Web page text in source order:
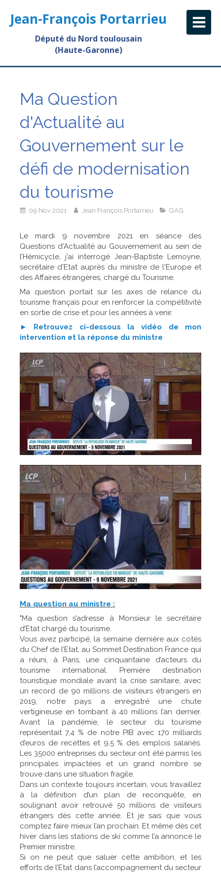
Jean-François Portarrieu
Député du Nord toulousain
(Haute-Garonne)
Ma Question
d'Actualité au
Gouvernement sur le
défi de modernisation
du tourisme
09 Nov 2021 Jean François Portarrieu QAG
Le mardi 9 novembre 2021 en séance des
Questions d'Actualité au Gouvernement au sein de
l’Hémicycle, j’ai interrogé Jean-Baptiste Lemoyne,
secrétaire d'Etat auprès du ministre de l'Europe et
des Affaires étrangères, chargé du Tourisme.
Ma question portait sur les axes de relance du
tourisme français pour en renforcer la compétitivité
en sortie de crise et pour les années à venir.
► Retrouvez ci-dessous la vidéo de mon
intervention et la réponse du ministre
Ma question au ministre :
"Ma question s’adresse à Monsieur le secrétaire
d’Etat chargé du tourisme.
Vous avez participé, la semaine dernière aux cotés
du Chef de l’Etat, au Sommet Destination France qui
a réuni, à Paris, une cinquantaine d’acteurs du
tourisme international. Première destination
touristique mondiale avant la crise sanitaire, avec
un record de 90 millions de visiteurs étrangers en
2019, notre pays a enregistré une chute
vertigineuse en tombant à 40 millions l’an dernier.
Avant la pandémie, le secteur du tourisme
représentait 7,4 % de notre PIB avec 170 milliards
d’euros de recettes et 9,5 % des emplois salariés.
Les 35000 entreprises du secteur ont été parmis les
principales impactées et un grand nombre se
trouve dans une situation fragile.
Dans un contexte toujours incertain, vous travaillez
à la définition d’un plan de reconquête, en
soulignant avoir retrouvé 50 millions de visiteurs
étrangers dès cette année. Et je sais que vous
comptez faire mieux l’an prochain. Et même dès cet
hiver dans les stations de ski comme l’a annoncé le
Premier ministre.
Si on ne peut que saluer cette ambition, et les
efforts de l’Etat dans l’accompagnement du secteur